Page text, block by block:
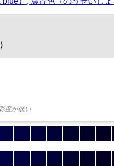
度が低い